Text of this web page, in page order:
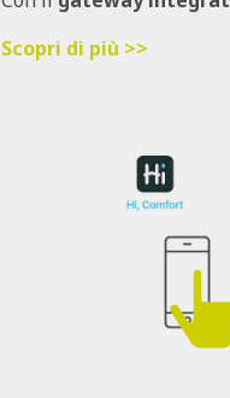
Scopri di più >>